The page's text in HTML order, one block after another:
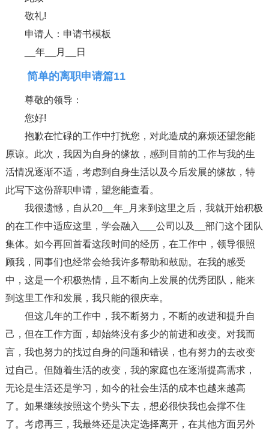
敬礼!
申请人：申请书模板
__年__月__日
简单的离职申请篇11
尊敬的领导：
您好!
抱歉在忙碌的工作中打扰您，对此造成的麻烦还望您能
原谅。此次，我因为自身的缘故，感到目前的工作与我的生
活情况逐渐不适，考虑到自身生活以及今后发展的缘故，特
此写下这份辞职申请，望您能查看。
我很遗憾，自从20__年_月来到这里之后，我就开始积极
的在工作中适应这里，学会融入___公司以及__部门这个团队
集体。如今再回首看这段时间的经历，在工作中，领导很照
顾我，同事们也经常会给我许多帮助和鼓励。在我的感受
中，这是一个积极热情，且不断向上发展的优秀团队，能来
到这里工作和发展，我只能的很庆幸。
但这几年的工作中，我不断努力，不断的改进和提升自
己，但在工作方面，却始终没有多少的前进和改变。对我而
言，我也努力的找过自身的问题和错误，也有努力的去改变
过自己。但随着生活的改变，我的家庭也在逐渐提高需求，
无论是生活还是学习，如今的社会生活的成本也越来越高
了。如果继续按照这个势头下去，想必很快我也会撑不住
了。考虑再三，我最终还是决定选择离开，在其他方面另外